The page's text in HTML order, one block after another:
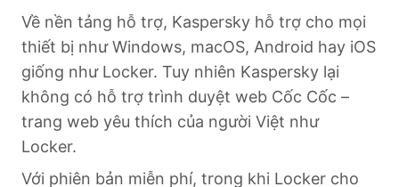
Về nền tảng hỗ trợ, Kaspersky hỗ trợ cho mọi
thiết bị như Windows, macOS, Android hay iOS
giống như Locker. Tuy nhiên Kaspersky lại
không có hỗ trợ trình duyệt web Cốc Cốc –
trang web yêu thích của người Việt như
Locker.
Với phiên bản miễn phí, trong khi Locker cho